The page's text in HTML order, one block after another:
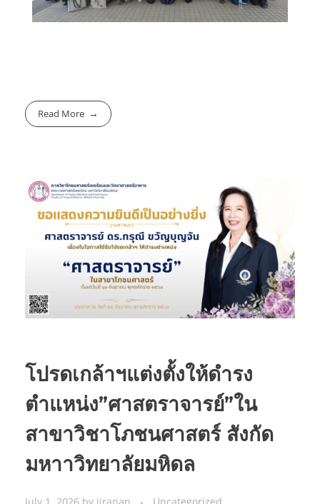
Read More
โปรดเกล้าฯแต่งตั้งให้ดำรง
ตำแหน่ง”ศาสตราจารย์”ใน
สาขาวิชาโภชนศาสตร์ สังกัด
มหาาวิทยาลัยมหิดล